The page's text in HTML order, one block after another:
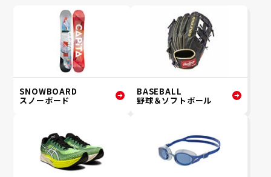
SNOWBOARD
スノーボード
BASEBALL
野球＆ソフトボール